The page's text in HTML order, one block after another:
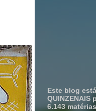
Este blog
QUINZENAIS
6.143